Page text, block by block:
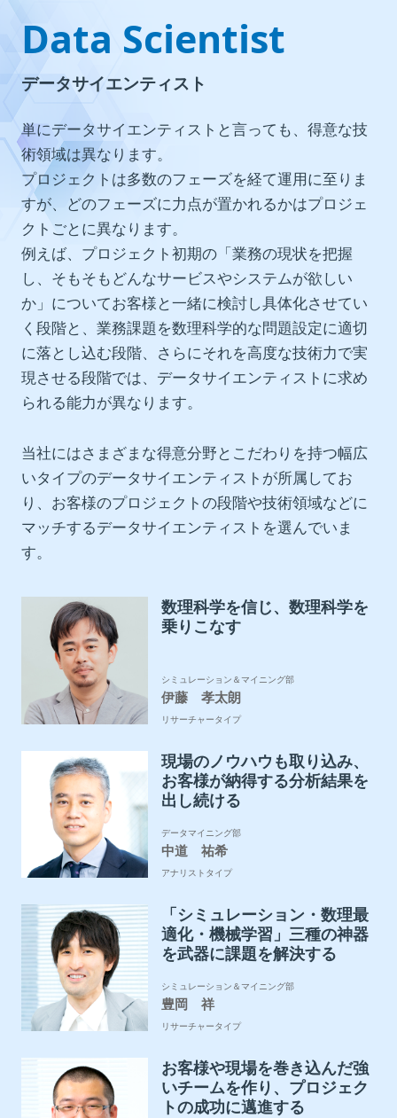
Data Scientist
データサイエンティスト
単にデータサイエンティストと言っても、得意な技
術領域は異なります。​
プロジェクトは多数のフェーズを経て運用に至りま
すが、どのフェーズに力点が置かれるかはプロジェ
クトごとに異なります。​
例えば、プロジェクト初期の「業務の現状を把握
し、そもそもどんなサービスやシステムが欲しい
か」についてお客様と一緒に検討し具体化させてい
く段階と、業務課題を数理科学的な問題設定に適切
に落とし込む段階、さらにそれを高度な技術力で実
現させる段階では、データサイエンティストに求め
られる能力が異なります。​
当社にはさまざまな得意分野とこだわりを持つ幅広
いタイプのデータサイエンティストが所属してお
り、お客様のプロジェクトの段階や技術領域などに
マッチするデータサイエンティストを選んでいま
す。​
数理科学を信じ、数理科学を
乗りこなす
シミュレーション＆マイニング部
伊藤 孝太朗
リサーチャータイプ
現場のノウハウも取り込み、
お客様が納得する分析結果を
出し続ける
データマイニング部
中道 祐希
アナリストタイプ
「シミュレーション・数理最
適化・機械学習」三種の神器
を武器に課題を解決する
シミュレーション＆マイニング部
豊岡 祥
リサーチャータイプ
お客様や現場を巻き込んだ強
いチームを作り、プロジェク
トの成功に邁進する